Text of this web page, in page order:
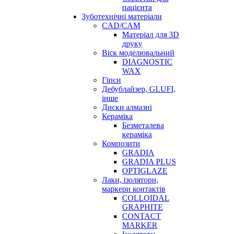
пацієнта
Зуботехнічні матеріали
CAD/CAM
Матеріал для 3D
друку
Віск моделювальний
DIAGNOSTIC
WAX
Гіпси
Дебублайзер, GLUFI,
інше
Диски алмазні
Кераміка
Безметалева
кераміка
Композити
GRADIA
GRADIA PLUS
OPTIGLAZE
Лаки, ізолятори,
маркери контактів
COLLOIDAL
GRAPHITE
CONTACT
MARKER